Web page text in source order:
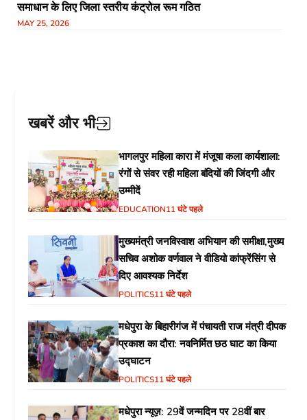
समाधान के लिए जिला स्तरीय कंट्रोल रूम गठित
MAY 25, 2026
खबरें और भी
भागलपुर महिला कारा में मंजूषा कला कार्यशाला:
रंगों से संवर रही महिला बंदियों की जिंदगी और
उम्मीदें
EDUCATION11 घंटे पहले
मुख्यमंत्री जनविस्वाश अभियान की समीक्षा,मुख्य
सचिव अशोक वर्णवाल ने वीडियो कांफ्रेंसिंग से
दिए आवश्यक निर्देश
POLITICS11 घंटे पहले
मधेपुरा के बिहारीगंज में पंचायती राज मंत्री दीपक
प्रकाश का दौरा: नवनिर्मित छठ घाट का किया
उद्घाटन
POLITICS11 घंटे पहले
मधेपुरा न्यूज़: 29वें जन्मदिन पर 28वीं बार